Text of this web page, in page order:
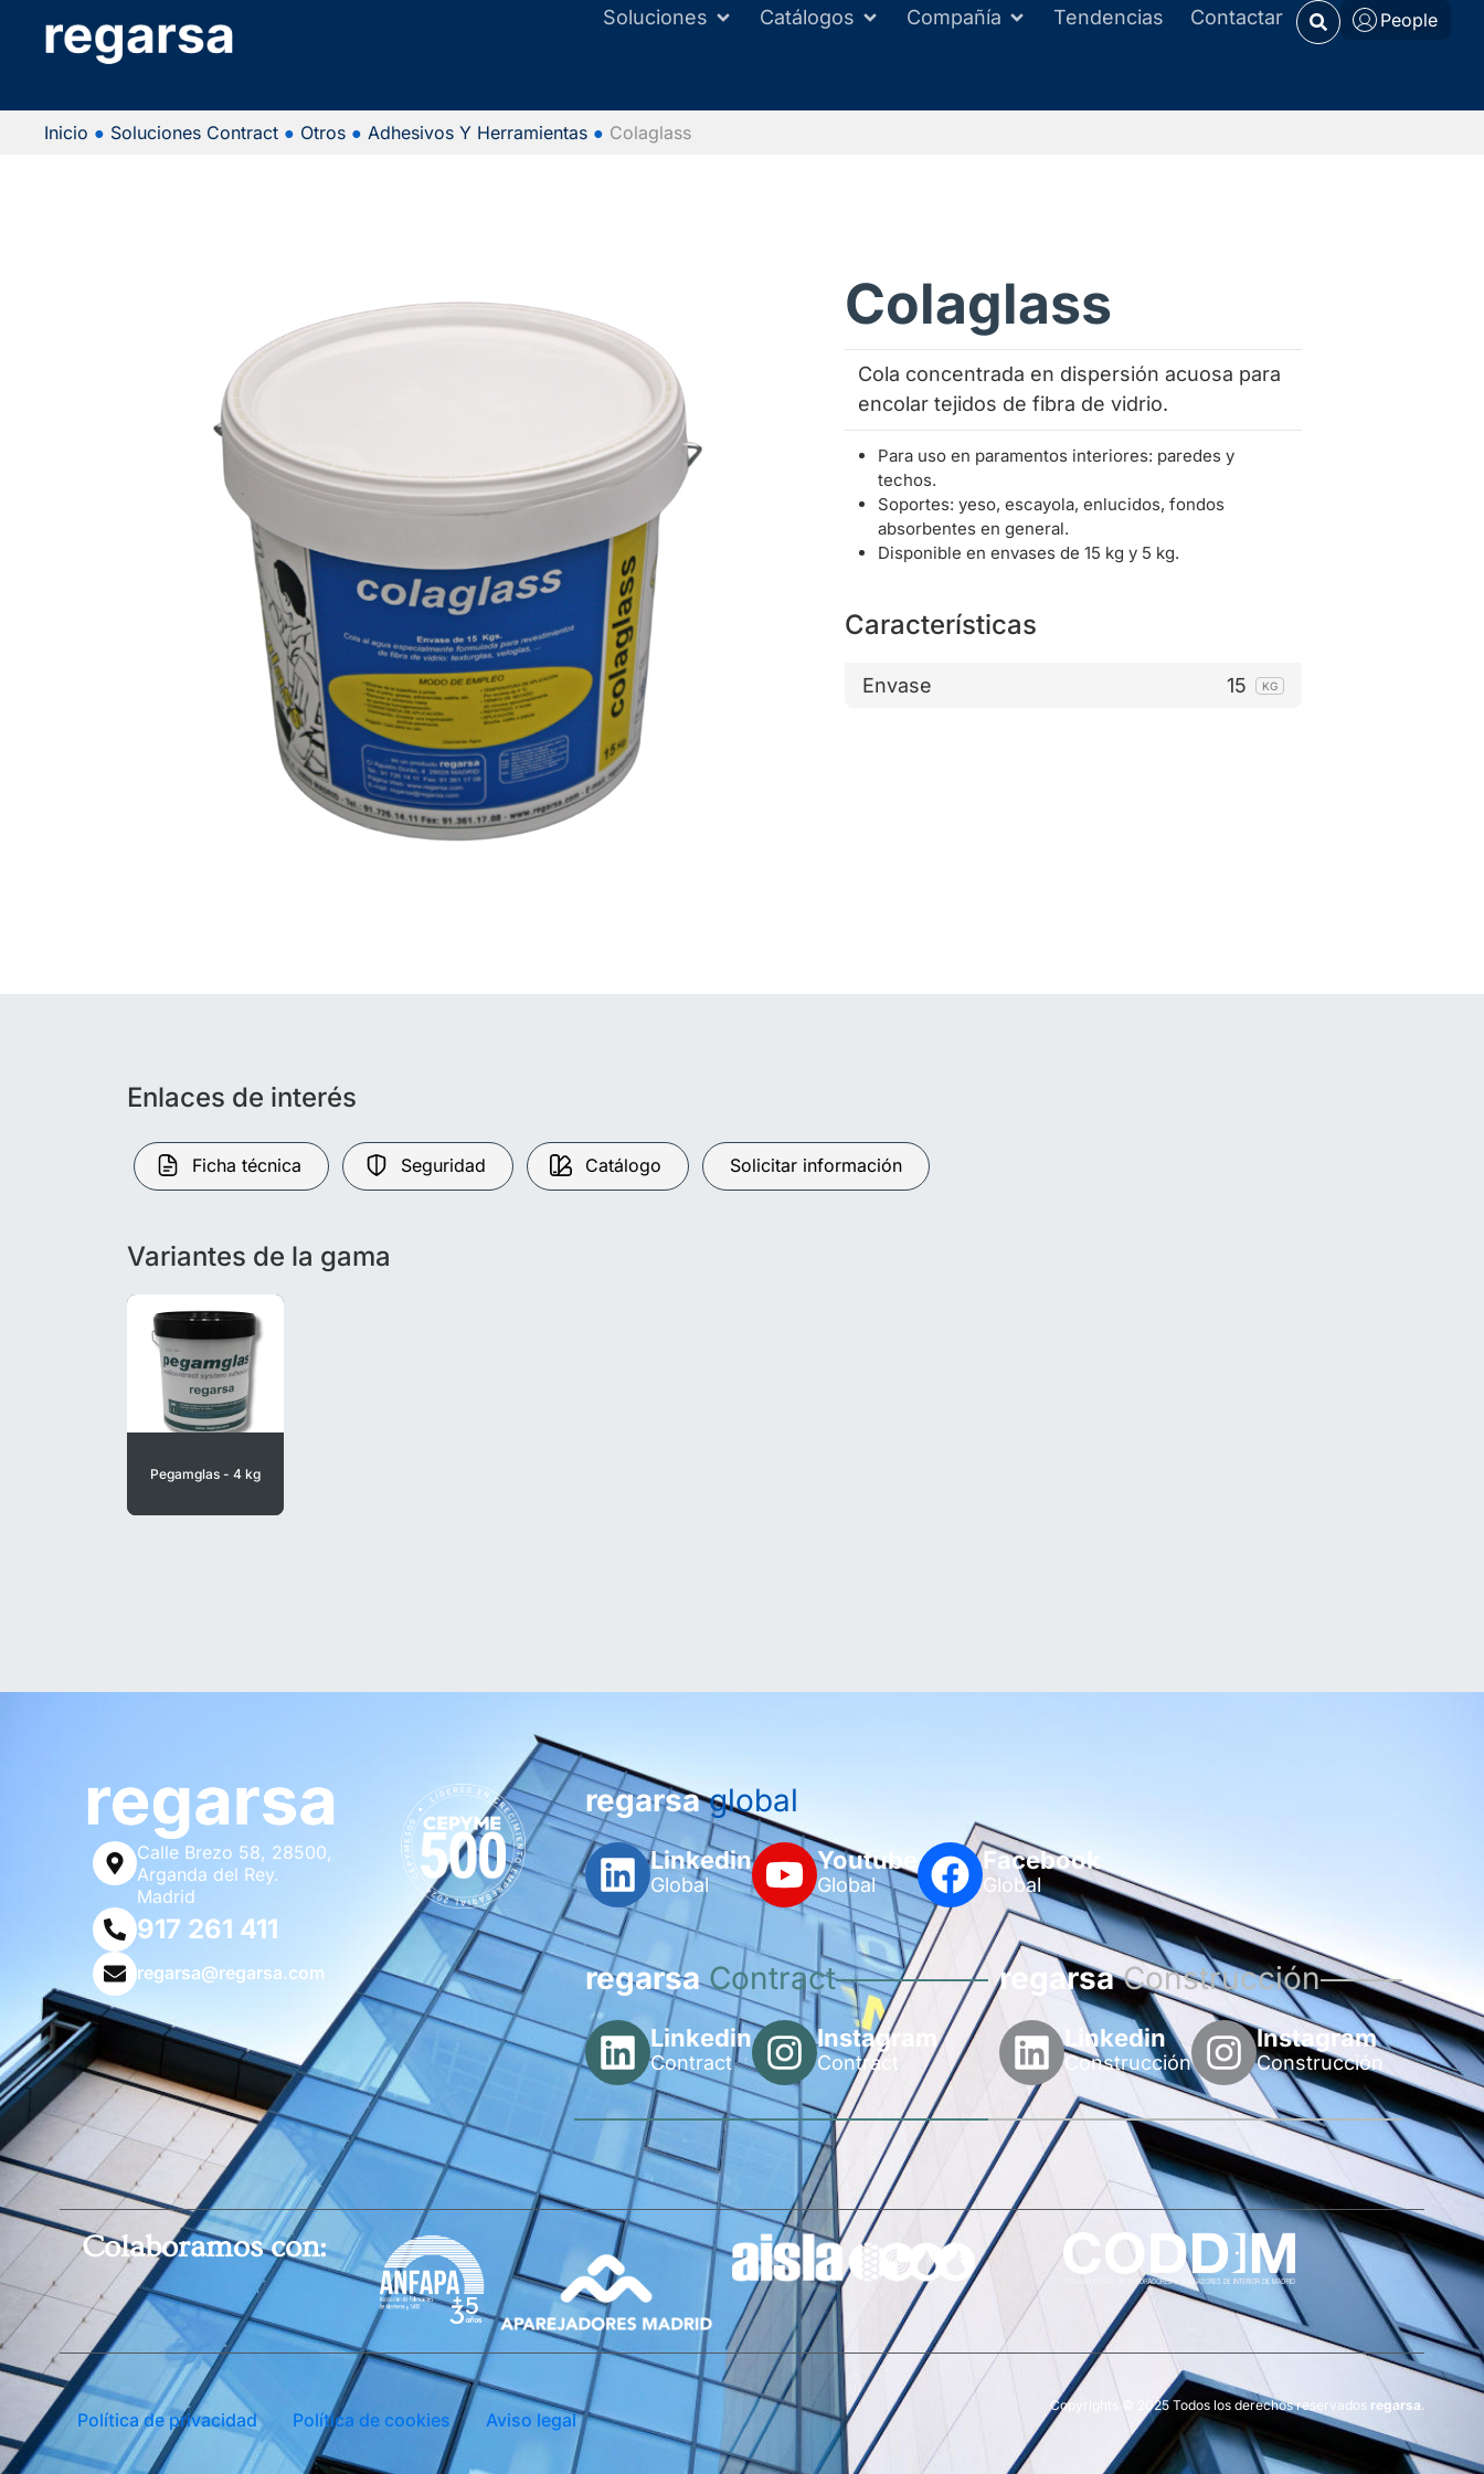
Soluciones Catálogos Compañía Tendencias Contactar People
Inicio ● Soluciones Contract ● Otros ● Adhesivos Y Herramientas ● Colaglass
Colaglass
Cola concentrada en dispersión acuosa para
encolar tejidos de fibra de vidrio.
Para uso en paramentos interiores: paredes y
techos.
Soportes: yeso, escayola, enlucidos, fondos
absorbentes en general.
Disponible en envases de 15 kg y 5 kg.
Características
Envase 15 KG
Enlaces de interés
Ficha técnica Seguridad Catálogo Solicitar información
Variantes de la gama
Pegamglas - 4 kg
Calle Brezo 58, 28500,
Arganda del Rey.
Madrid
917 261 411
regarsa@regarsa.com
regarsaglobal
Linkedin
Global
Youtube
Global
Facebook
Global
regarsaContract
Linkedin
Contract
Instagram
Contract
regarsaConstrucción
Linkedin
Construcción
Instagram
Construcción
Colaboramos con:
Política de privacidad Política de cookies Aviso legal
Copyrights © 2025 Todos los derechos reservados regarsa